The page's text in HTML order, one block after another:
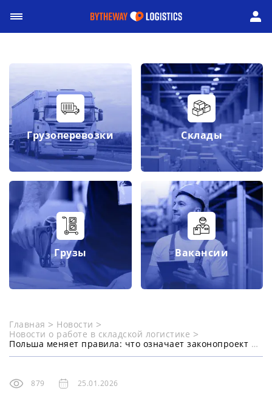
Грузоперевозки Склады
Грузы Вакансии
Главная
Новости
Новости о работе в складской логистике
Польша меняет правила: что означает законопроект UD345 для украинских работников
879 25.01.2026